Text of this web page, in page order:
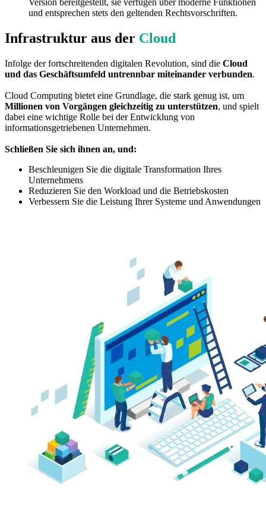
Version bereitgestellt, sie verfügen über moderne Funktionen
und entsprechen stets den geltenden Rechtsvorschriften.
Infrastruktur aus der Cloud
Infolge der fortschreitenden digitalen Revolution, sind die Cloud
und das Geschäftsumfeld untrennbar miteinander verbunden.
Cloud Computing bietet eine Grundlage, die stark genug ist, um
Millionen von Vorgängen gleichzeitig zu unterstützen, und spielt
dabei eine wichtige Rolle bei der Entwicklung von
informationsgetriebenen Unternehmen.
Schließen Sie sich ihnen an, und:
Beschleunigen Sie die digitale Transformation Ihres
Unternehmens
Reduzieren Sie den Workload und die Betriebskosten
Verbessern Sie die Leistung Ihrer Systeme und Anwendungen